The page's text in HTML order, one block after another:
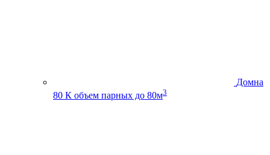
Домна
80 К объем парных до 80м3